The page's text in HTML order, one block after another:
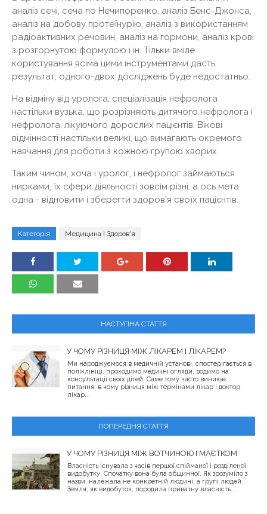
аналіз сечі, сеча по Нечипоренко, аналіз Бенс-Джонса,
аналіз на добову протеїнурію, аналіз з використанням
радіоактивних речовин, аналіз на гормони, аналіз крові
з розгорнутою формулою і ін. Тільки вміле
користування всіма цими інструментами дасть
результат, одного-двох досліджень буде недостатньо.
На відміну від уролога, спеціалізація нефролога
настільки вузька, що розрізняють дитячого нефролога і
нефролога, лікуючого дорослих пацієнтів. Вікові
відмінності настільки великі, що вимагають окремого
навчання для роботи з кожною групою хворих.
Таким чином, хоча і уролог, і нефролог займаються
нирками, їх сфери діяльності зовсім різні, а ось мета
одна - відновити і зберегти здоров'я своїх пацієнтів.
Категорія Медицина І Здоров'я
НАСТУПНА СТАТТЯ
У ЧОМУ РІЗНИЦЯ МІЖ ЛІКАРЕМ І ЛІКАРЕМ?
Ми народжуємося в медичній установі, спостерігається в
поліклініці, проходимо медичні огляди, водимо на
консультації своїх дітей. Саме тому часто виникає
питання: в чому різниця між термінами лікар і доктор.
лікар...
ПОПЕРЕДНЯ СТАТТЯ
У ЧОМУ РІЗНИЦЯ МІЖ ВОТЧИНОЮ І МАЄТКОМ
Власність існувала з часів першої спійманої і розділеної
видобутку. Спочатку вона була общинної. Як зрозуміло з
назви, належала не конкретній людині, а групі людей.
Земля, як видобуток, породила приватну власність....